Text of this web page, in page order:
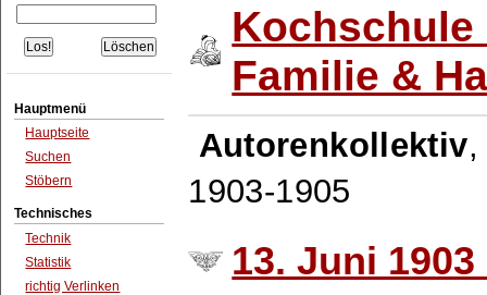
Hauptmenü
Hauptseite
Suchen
Stöbern
Technisches
Technik
Statistik
richtig Verlinken
Kochschule
Familie &
Autorenkollektiv
1903-1905
13. Juni